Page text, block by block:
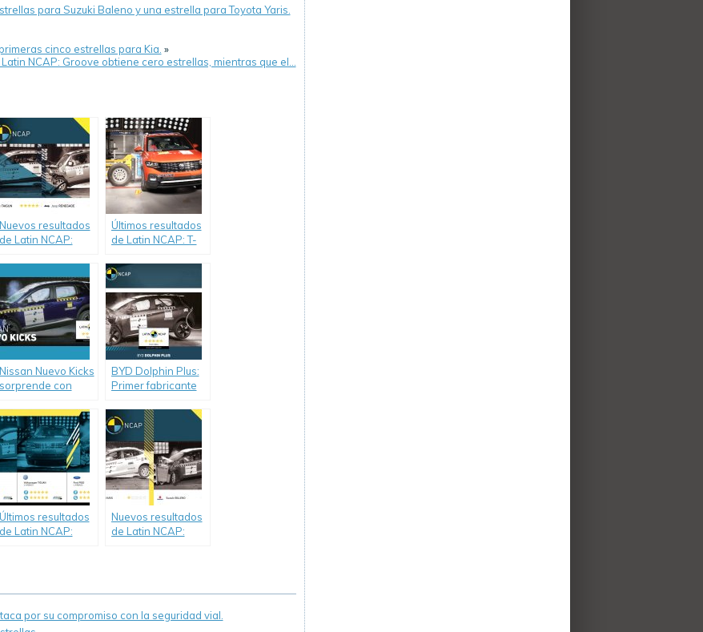
para Suzuki Baleno y una estrella para Toyota Yaris.
cinco estrellas para Kia. »
NCAP: Groove obtiene cero estrellas, mientras que el…
Nuevos resultados
de Latin NCAP:
estrellas, mientras
Stellantis
a los
con
Jeep Renegade
Últimos resultados
de Latin NCAP: T-
mercado con cinco
estrellas, mientras
que Yaris consigue
cuatro.
Nissan Nuevo Kicks
sorprende con
BYD Dolphin Plus:
Primer fabricante
eléctrico en lograr
cinco estrellas en
Latin NCAP.
Últimos resultados
de Latin NCAP:
Figo alcanza
Nuevos resultados
de Latin NCAP:
por su compromiso con la seguridad vial.